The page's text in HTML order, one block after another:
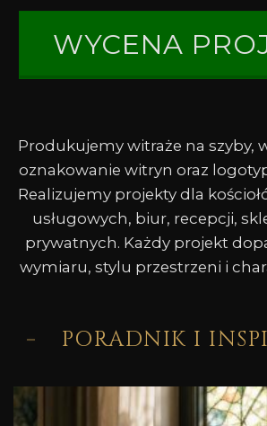
WYCENA
Produkujemy witraże na szyby,
oznakowanie witryn oraz
Realizujemy projekty dla
usługowych, biur, recepcji,
prywatnych. Każdy projekt
wymiaru, stylu przestrzeni i
PORADNIK I